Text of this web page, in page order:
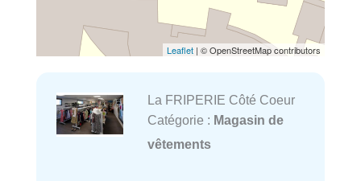
Leaflet | © OpenStreetMap contributors
La FRIPERIE Côté Coeur
Catégorie : Magasin de
vêtements